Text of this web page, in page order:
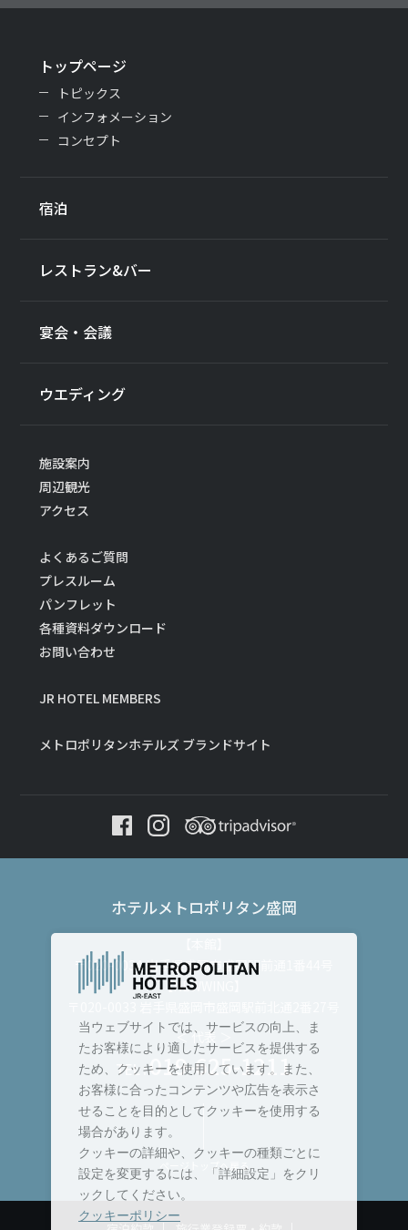
トップページ
トピックス
インフォメーション
コンセプト
宿泊
レストラン&バー
宴会・会議
ウエディング
施設案内
周辺観光
アクセス
よくあるご質問
プレスルーム
パンフレット
各種資料ダウンロード
お問い合わせ
JR HOTEL MEMBERS
メトロポリタンホテルズ ブランドサイト
ホテルメトロポリタン盛岡
〒020-0034 岩手県盛岡市盛岡駅前通1番44号
【NEWWING】
＜ 代表 ＞
TEL :019-625-1211
ページトップへ戻る
当ウェブサイトでは、サービスの向上、ま
たお客様により適したサービスを提供する
ため、クッキーを使用しています。また、
お客様に合ったコンテンツや広告を表示さ
せることを目的としてクッキーを使用する
場合があります。
クッキーの詳細や、クッキーの種類ごとに
設定を変更するには、「詳細設定」をクリ
ックしてください。
クッキーポリシー